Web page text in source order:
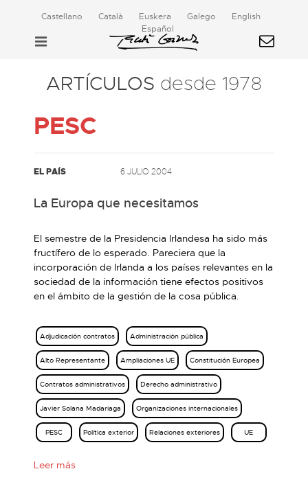
Castellano Català Euskera Galego
English
Español
ARTÍCULOS desde 1978
PESC
EL PAÍS 6 JULIO 2004
La Europa que necesitamos
El semestre de la Presidencia Irlandesa ha sido más
fructífero de lo esperado. Pareciera que la
incorporación de Irlanda a los países relevantes en la
sociedad de la información tiene efectos positivos
en el ámbito de la gestión de la cosa pública.
Adjudicación contratos Administración pública
Alto Representante Ampliaciones UE Constitución Europea
Contratos administrativos Derecho administrativo
Javier Solana Madariaga Organizaciones internacionales
PESC Política exterior Relaciones exteriores UE
Leer más